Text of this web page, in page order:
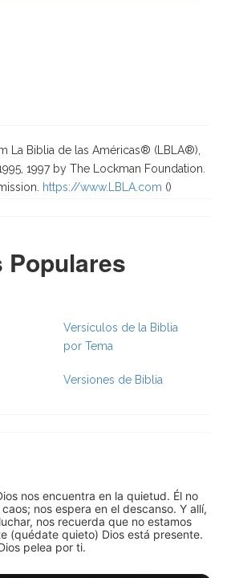
La Biblia de las Américas® (LBLA®),
1997 by The Lockman Foundation.
https://www.LBLA.com ()
Populares
Versículos de la Biblia
por Tema
Versiones de Biblia
nos encuentra en la quietud. Él no
nos espera en el descanso. Y allí,
nos recuerda que no estamos
(quédate quieto) Dios está presente.
pelea por ti.